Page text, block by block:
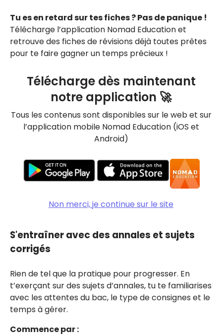
Tu es en retard sur tes fiches ? Pas de panique !
Télécharge l’application Nomad Education et
retrouve des fiches de révisions déjà toutes prêtes
pour te faire gagner un temps précieux !
Télécharge dès maintenant
notre application 🚀
Tous les contenus sont disponibles sur le web et sur
l’application mobile Nomad Education (iOS et
Android)
Non merci, je continue sur le site
S'entraîner avec des annales et sujets
corrigés
Rien de tel que la pratique pour progresser. En
t’exerçant sur des sujets d’annales, tu te familiarises
avec les attentes du bac, le type de consignes et le
temps à gérer.
Commence par :